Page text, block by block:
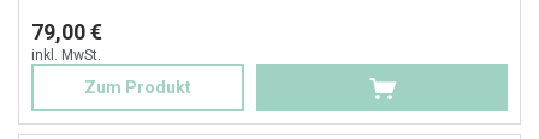
79,00 €
inkl. MwSt.
Zum Produkt